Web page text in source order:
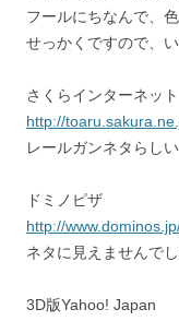
フールにちなんで、
せっかくですので、
さくらインターネット
http://
レールガンネタらし
ドミノピザ
http://
ネタに見えませんで
3D版Yahoo! Japan